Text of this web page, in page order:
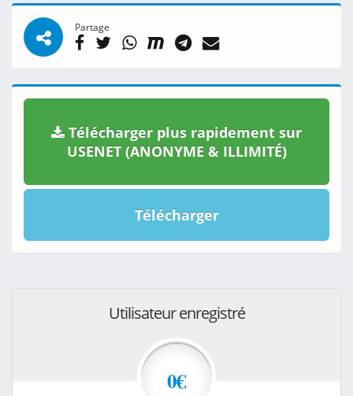
Partage
Télécharger plus rapidement sur
USENET (ANONYME & ILLIMITÉ)
Télécharger
Utilisateur enregistré
0€